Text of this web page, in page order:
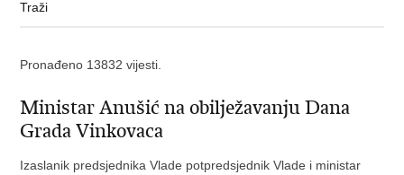
Pronađeno 13832 vijesti.
Ministar Anušić na obilježavanju Dana
Grada Vinkovaca
Izaslanik predsjednika Vlade potpredsjednik Vlade i ministar